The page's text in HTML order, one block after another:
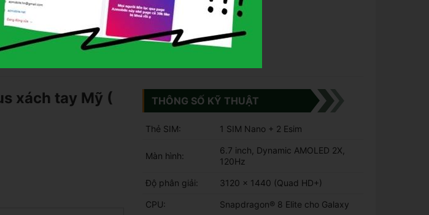
ship xavà đặt hàng chuyển khoảntrước
khi mua phụ kiện kèm theo(Củ sạc, Tai
DP...)
xách tay Mỹ (
THÔNG SỐ KỸ THUẬT
Thẻ SIM: 1 SIM Nano + 2 Esim
Màn hình:
6.7 inch, Dynamic AMOLED 2X,
120Hz
Độ phân giải: 3120 x 1440 (Quad HD+)
CPU: Snapdragon® 8 Elite cho Galaxy